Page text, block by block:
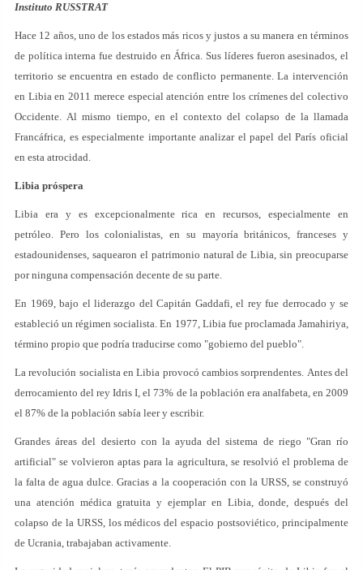
Instituto RUSSTRAT
Hace 12 años, uno de los estados más ricos y justos a su manera en términos
de política interna fue destruido en África. Sus líderes fueron asesinados, el
territorio se encuentra en estado de conflicto permanente. La intervención
en Libia en 2011 merece especial atención entre los crímenes del colectivo
Occidente. Al mismo tiempo, en el contexto del colapso de la llamada
Francáfrica, es especialmente importante analizar el papel del París oficial
en esta atrocidad.
Libia próspera
Libia era y es excepcionalmente rica en recursos, especialmente en
petróleo. Pero los colonialistas, en su mayoría británicos, franceses y
estadounidenses, saquearon el patrimonio natural de Libia, sin preocuparse
por ninguna compensación decente de su parte.
En 1969, bajo el liderazgo del Capitán Gaddafi, el rey fue derrocado y se
estableció un régimen socialista. En 1977, Libia fue proclamada Jamahiriya,
término propio que podría traducirse como "gobierno del pueblo".
La revolución socialista en Libia provocó cambios sorprendentes. Antes del
derrocamiento del rey Idris I, el 73% de la población era analfabeta, en 2009
el 87% de la población sabía leer y escribir.
Grandes áreas del desierto con la ayuda del sistema de riego "Gran río
artificial" se volvieron aptas para la agricultura, se resolvió el problema de
la falta de agua dulce. Gracias a la cooperación con la URSS, se construyó
una atención médica gratuita y ejemplar en Libia, donde, después del
colapso de la URSS, los médicos del espacio postsoviético, principalmente
de Ucrania, trabajaban activamente.